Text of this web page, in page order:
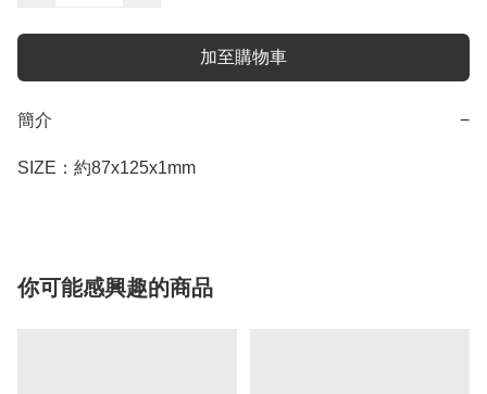
加至購物車
簡介 −
SIZE：約87x125x1mm
你可能感興趣的商品